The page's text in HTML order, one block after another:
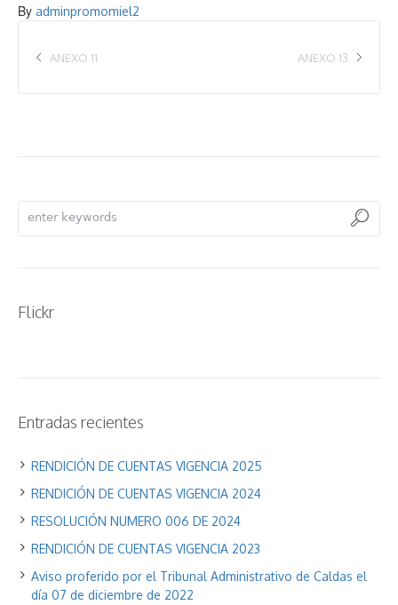
By adminpromomiel2
ANEXO 13
ANEXO 11
Flickr
Entradas recientes
RENDICIÓN DE CUENTAS VIGENCIA 2025
RENDICIÓN DE CUENTAS VIGENCIA 2024
RESOLUCIÓN NUMERO 006 DE 2024
RENDICIÓN DE CUENTAS VIGENCIA 2023
Aviso proferido por el Tribunal Administrativo de Caldas el
día 07 de diciembre de 2022